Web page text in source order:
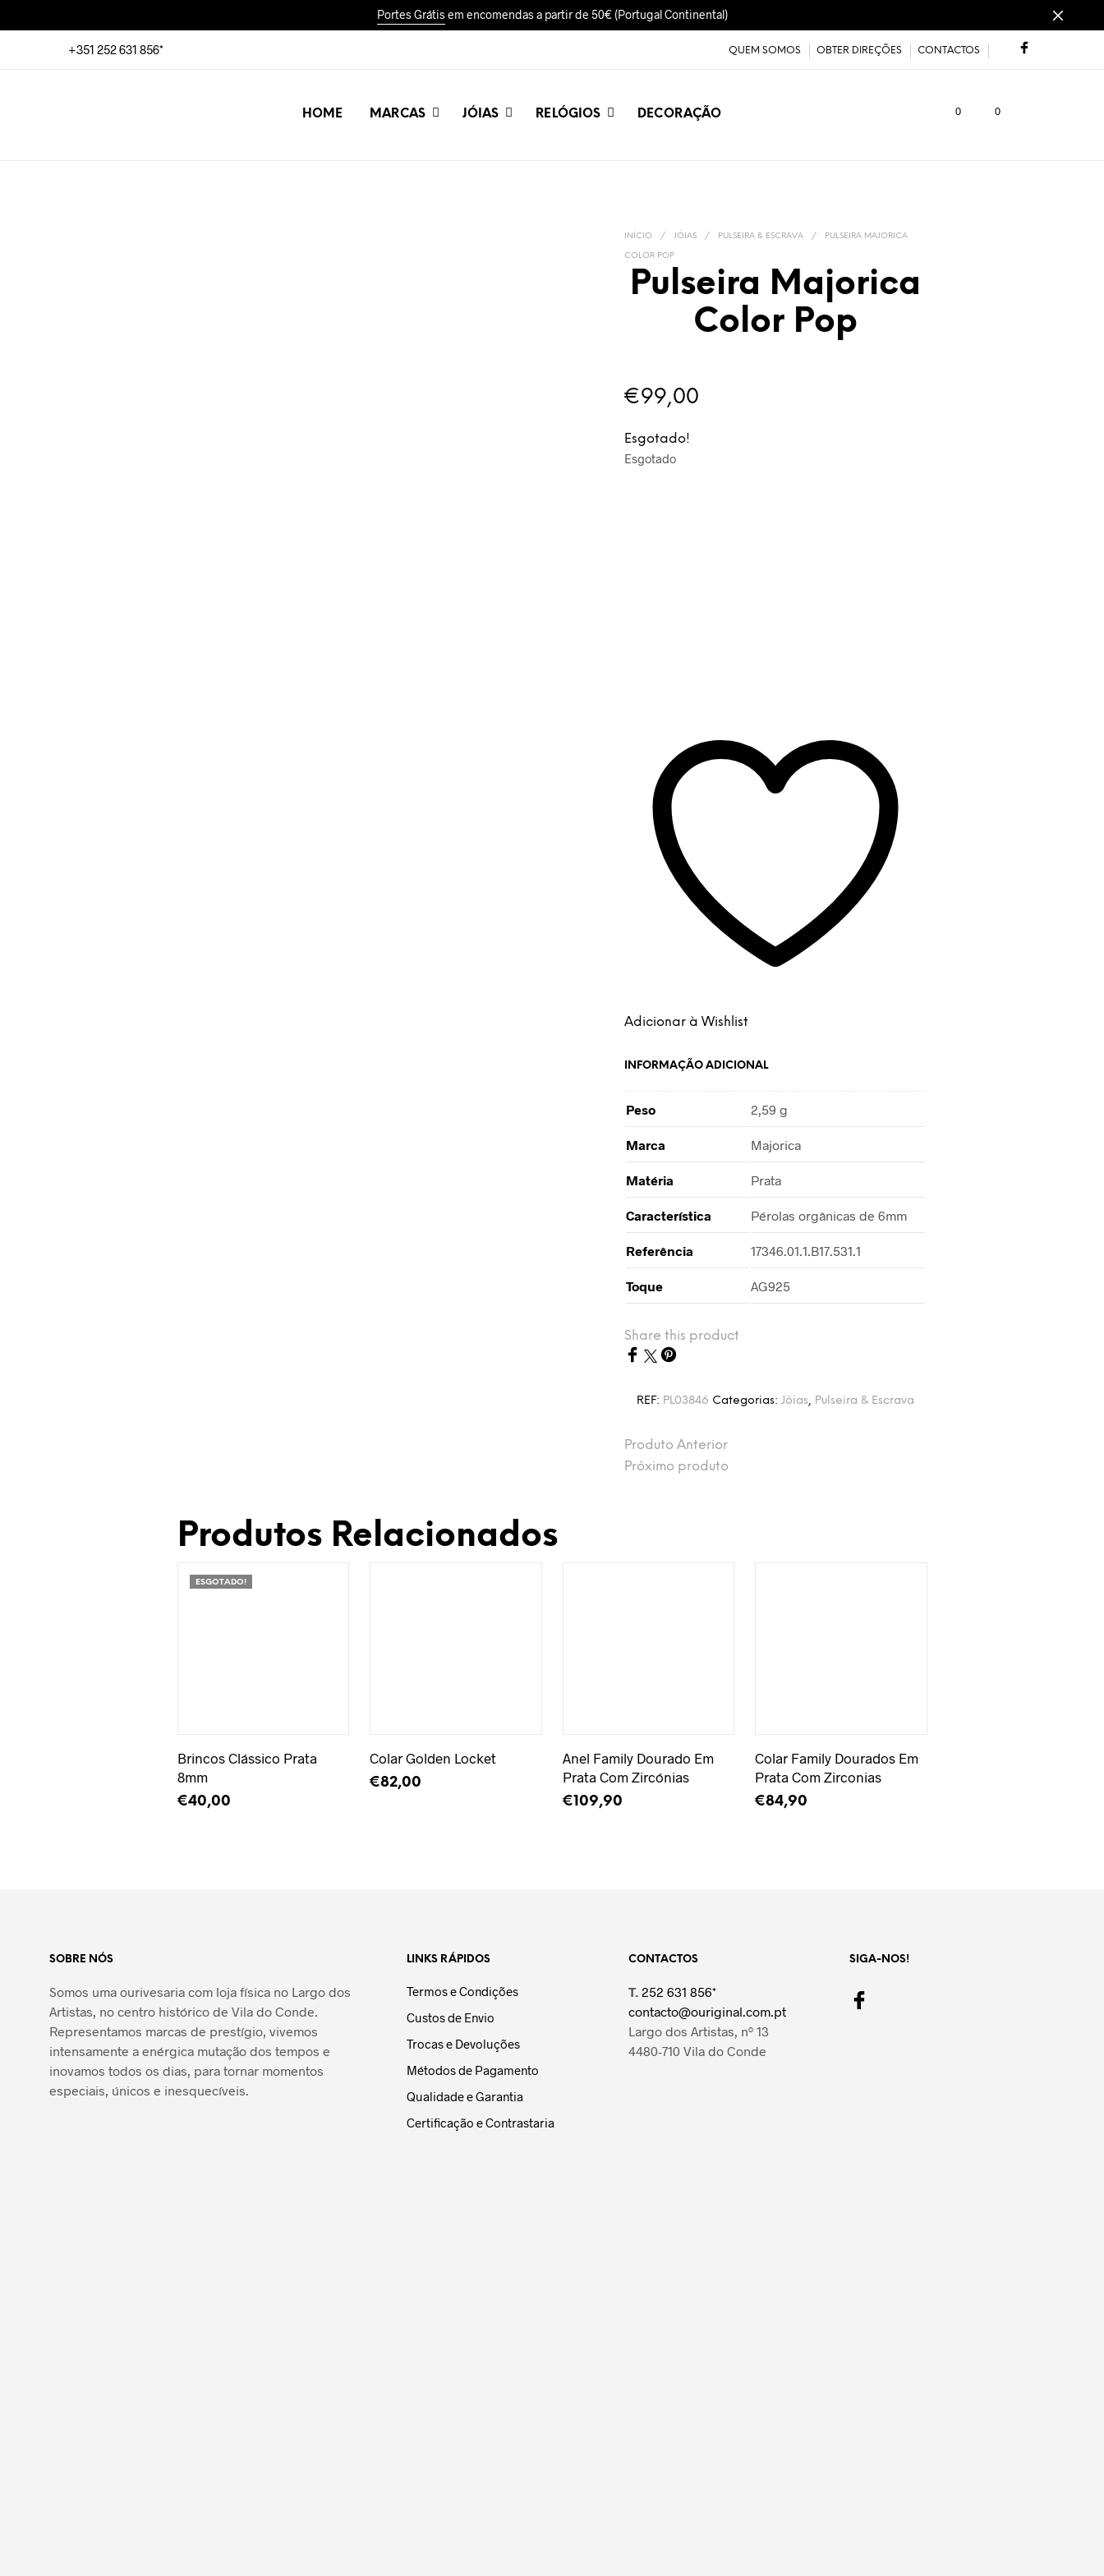
Portes Grátisem encomendas a partir de 50€ (Portugal Continental)
+351 252 631 856* QUEM SOMOS OBTER DIREÇÕES CONTACTOS
HOME MARCAS JÓIAS RELÓGIOS DECORAÇÃO 0 0
INÍCIO / JÓIAS / PULSEIRA & ESCRAVA / PULSEIRA MAJORICA
COLOR POP
Pulseira Majorica
Color Pop
€99,00
Esgotado!
Esgotado
Adicionar à Wishlist
INFORMAÇÃO ADICIONAL
Peso 2,59 g
Marca Majorica
Matéria Prata
Característica Pérolas orgânicas de 6mm
Referência 17346.01.1.B17.531.1
Toque AG925
Share this product
REF: PL03846 Categorias:Jóias, Pulseira & Escrava
Produto Anterior
Próximo produto
Produtos Relacionados
ESGOTADO!
Brincos Clássico Prata
8mm
€40,00
Colar Golden Locket
€82,00
Anel Family Dourado Em
Prata Com Zircónias
€109,90
Colar Family Dourados Em
Prata Com Zirconias
€84,90
SOBRE NÓS
Somos uma ourivesaria com loja física no Largo dos
Artistas, no centro histórico de Vila do Conde.
Representamos marcas de prestígio, vivemos
intensamente a enérgica mutação dos tempos e
inovamos todos os dias, para tornar momentos
especiais, únicos e inesquecíveis.
LINKS RÁPIDOS
Termos e Condições
Custos de Envio
Trocas e Devoluções
Métodos de Pagamento
Qualidade e Garantia
Certificação e Contrastaria
CONTACTOS
T. 252 631 856*
contacto@ouriginal.com.pt
Largo dos Artistas, nº 13
4480-710 Vila do Conde
SIGA-NOS!